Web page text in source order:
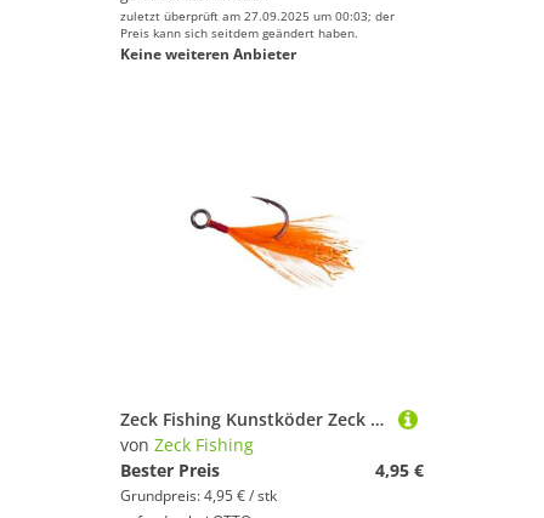
zuletzt überprüft am 27.09.2025 um 00:03; der
Preis kann sich seitdem geändert haben.
Keine weiteren Anbieter
Zeck Fishing Kunstköder Zeck Feathered Single Hook - 2 Einzelhaken
von Zeck Fishing
Bester Preis
4,95 €
Grundpreis: 4,95 € / stk